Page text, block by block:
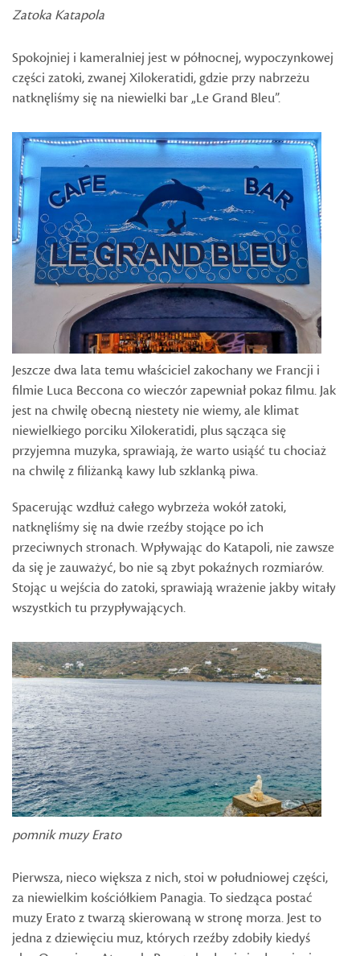
Zatoka Katapola
Spokojniej i kameralniej jest w północnej, wypoczynkowej
części zatoki, zwanej Xilokeratidi, gdzie przy nabrzeżu
natknęliśmy się na niewielki bar „Le Grand Bleu”.
Jeszcze dwa lata temu właściciel zakochany we Francji i
filmie Luca Beccona co wieczór zapewniał pokaz filmu. Jak
jest na chwilę obecną niestety nie wiemy, ale klimat
niewielkiego porciku Xilokeratidi, plus sącząca się
przyjemna muzyka, sprawiają, że warto usiąść tu chociaż
na chwilę z filiżanką kawy lub szklanką piwa.
Spacerując wzdłuż całego wybrzeża wokół zatoki,
natknęliśmy się na dwie rzeźby stojące po ich
przeciwnych stronach. Wpływając do Katapoli, nie zawsze
da się je zauważyć, bo nie są zbyt pokaźnych rozmiarów.
Stojąc u wejścia do zatoki, sprawiają wrażenie jakby witały
wszystkich tu przypływających.
pomnik muzy Erato
Pierwsza, nieco większa z nich, stoi w południowej części,
za niewielkim kościółkiem Panagia. To siedząca postać
muzy Erato z twarzą skierowaną w stronę morza. Jest to
jedna z dziewięciu muz, których rzeźby zdobiły kiedyś